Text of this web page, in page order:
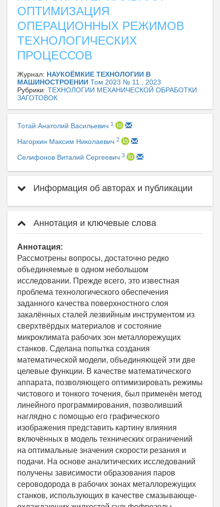
ОПТИМИЗАЦИЯ
ОПЕРАЦИОННЫХ РЕЖИМОВ
ТЕХНОЛОГИЧЕСКИХ
ПРОЦЕССОВ
Журнал: НАУКОЁМКИЕ ТЕХНОЛОГИИ В
МАШИНОСТРОЕНИИ Том 2023 № 11 , 2023
Рубрики: ТЕХНОЛОГИИ МЕХАНИЧЕСКОЙ ОБРАБОТКИ
ЗАГОТОВОК
Тотай Анатолий Васильевич 1
Нагоркин Максим Николаевич 2
Селифонов Виталий Сергеевич 3
Информация об авторах и публикации
Аннотация и ключевые слова
Аннотация:
Рассмотрены вопросы, достаточно редко
объединяемые в одном небольшом
исследовании. Прежде всего, это известная
проблема технологического обеспечения
заданного качества поверхностного слоя
закалённых сталей лезвийным инструментом из
сверхтвёрдых материалов и состояние
микроклимата рабочих зон металлорежущих
станков. Сделана попытка создания
математической модели, объединяющей эти две
целевые функции. В качестве математического
аппарата, позволяющего оптимизировать режимы
чистового и тонкого точения, был применён метод
линейного программирования, позволивший
наглядно с помощью его графического
изображения представить картину влияния
включённых в модель технических ограничений
на оптимальные значения скорости резания и
подачи. На основе аналитических исследований
получены зависимости образования паров
сероводорода в рабочих зонах металлорежущих
станков, использующих в качестве смазывающе-